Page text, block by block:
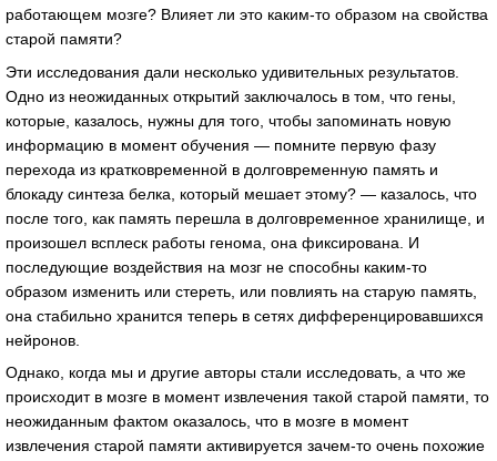
работающем мозге? Влияет ли это каким-то образом на свойства
старой памяти?
Эти исследования дали несколько удивительных результатов.
Одно из неожиданных открытий заключалось в том, что гены,
которые, казалось, нужны для того, чтобы запоминать новую
информацию в момент обучения — помните первую фазу
перехода из кратковременной в долговременную память и
блокаду синтеза белка, который мешает этому? — казалось, что
после того, как память перешла в долговременное хранилище, и
произошел всплеск работы генома, она фиксирована. И
последующие воздействия на мозг не способны каким-то
образом изменить или стереть, или повлиять на старую память,
она стабильно хранится теперь в сетях дифференцировавшихся
нейронов.
Однако, когда мы и другие авторы стали исследовать, а что же
происходит в мозге в момент извлечения такой старой памяти, то
неожиданным фактом оказалось, что в мозге в момент
извлечения старой памяти активируется зачем-то очень похожие